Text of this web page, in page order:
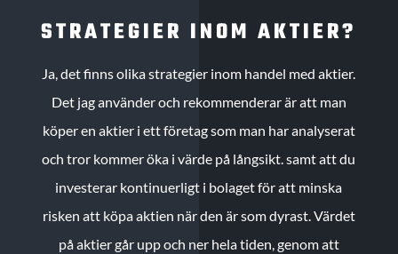
STRATEGIER INOM AKTIER?
Ja, det finns olika strategier inom handel med aktier.
Det jag använder och rekommenderar är att man
köper en aktier i ett företag som man har analyserat
och tror kommer öka i värde på långsikt. samt att du
investerar kontinuerligt i bolaget för att minska
risken att köpa aktien när den är som dyrast. Värdet
på aktier går upp och ner hela tiden, genom att